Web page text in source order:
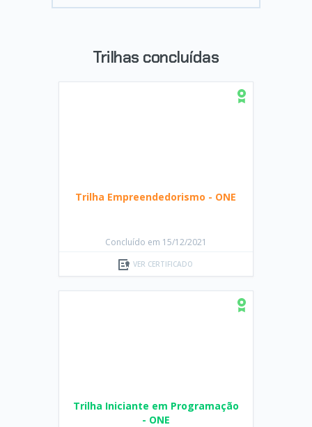
Trilhas concluídas
Trilha Empreendedorismo - ONE
Concluído em 15/12/2021
VER CERTIFICADO
Trilha Iniciante em Programação
- ONE